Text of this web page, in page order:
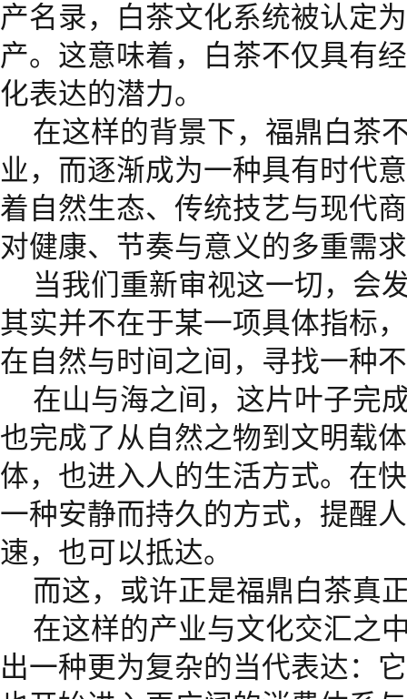
产名录，白茶文化系统被认定
产。这意味着，白茶不仅具有
化表达的潜力。
在这样的背景下，福鼎白茶
业，而逐渐成为一种具有时代
着自然生态、传统技艺与现代
对健康、节奏与意义的多重需
当我们重新审视这一切，会
其实并不在于某一项具体指标
在自然与时间之间，寻找一种
在山与海之间，这片叶子完
也完成了从自然之物到文明载
体，也进入人的生活方式。在
一种安静而持久的方式，提醒
速，也可以抵达。
而这，或许正是福鼎白茶真
在这样的产业与文化交汇之
出一种更为复杂的当代表达：